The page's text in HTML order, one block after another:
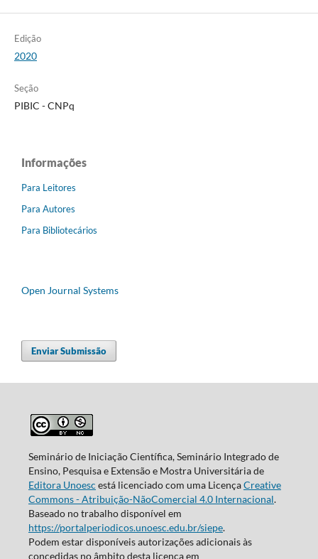
Edição
2020
Seção
PIBIC - CNPq
Informações
Para Leitores
Para Autores
Para Bibliotecários
Open Journal Systems
Enviar Submissão
Seminário de Iniciação Científica, Seminário Integrado de
Ensino, Pesquisa e Extensão e Mostra Universitária de
Editora Unoesc está licenciado com uma LicençaCreative
Commons - Atribuição-NãoComercial 4.0 Internacional.
Baseado no trabalho disponível em
https://portalperiodicos.unoesc.edu.br/siepe.
Podem estar disponíveis autorizações adicionais às
concedidas no âmbito desta licença em